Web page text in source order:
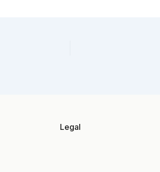
Legal